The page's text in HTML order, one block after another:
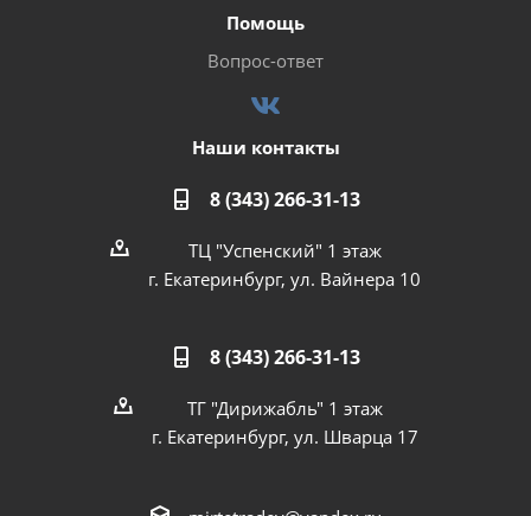
Помощь
Вопрос-ответ
Наши контакты
8 (343) 266-31-13
ТЦ "Успенский" 1 этаж
г. Екатеринбург, ул. Вайнера 10
8 (343) 266-31-13
ТГ "Дирижабль" 1 этаж
г. Екатеринбург, ул. Шварца 17